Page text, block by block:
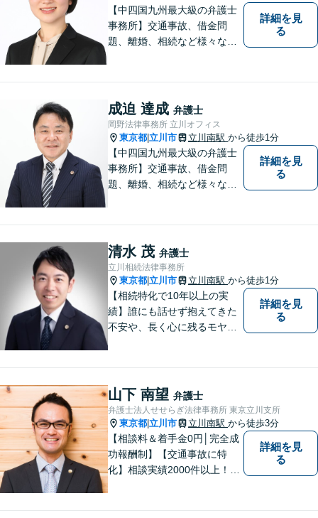
【中四国九州最大級の弁護士
事務所】交通事故、借金問
題、離婚、相続など様々な問
い！
詳細を見
る
成迫 達成 弁護士
岡野法律事務所 立川オフィス
東京都 立川市 立川南駅 から徒歩1分
【中四国九州最大級の弁護士
事務所】交通事故、借金問
題、離婚、相続など様々な問
い！
詳細を見
る
清水 茂 弁護士
立川相続法律事務所
東京都 立川市 立川南駅 から徒歩1分
【相続特化で10年以上の実
績】誰にも話せず抱えてきた
不安や、長く心に残るモヤモ
も一緒に考えてサポートいた
します。【初回相談最大90分
間無料】【立川南駅1分/立川
駅3分】
詳細を見
る
山下 南望 弁護士
弁護士法人せせらぎ法律事務所 東京立川支所
東京都 立川市 立川南駅 から徒歩3分
【相談料＆着手金0円│完全成
功報酬制】【交通事故に特
化】相談実績2000件以上！慰
詳細を見
る